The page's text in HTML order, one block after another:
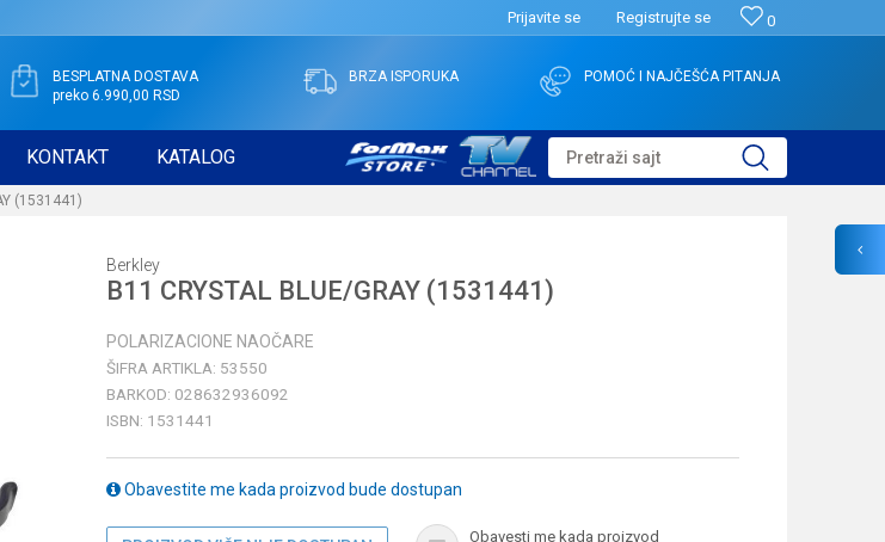
0
Prijavite se Registrujte se
BESPLATNA DOSTAVA
preko 6.990,00 RSD
BRZA ISPORUKA POMOĆ I NAJČEŠĆA PITANJA
KONTAKT KATALOG Pretraži sajt
(1531441)
Berkley
B11 CRYSTAL BLUE/GRAY (1531441)
POLARIZACIONE NAOČARE
ŠIFRA ARTIKLA: 53550
BARKOD: 028632936092
ISBN: 1531441
Obavestite me kada proizvod bude dostupan
Obavesti me kada proizvod